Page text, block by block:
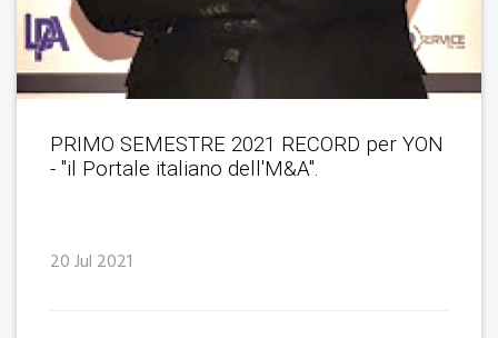
PRIMO SEMESTRE 2021 RECORD per YON
- "il Portale italiano dell'M&A".
20 Jul 2021